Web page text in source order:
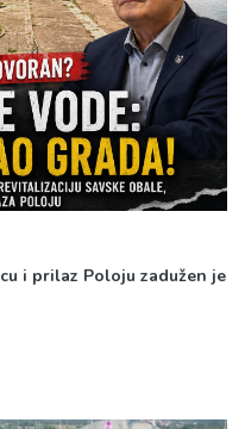
i prilaz Poloju zadužen je